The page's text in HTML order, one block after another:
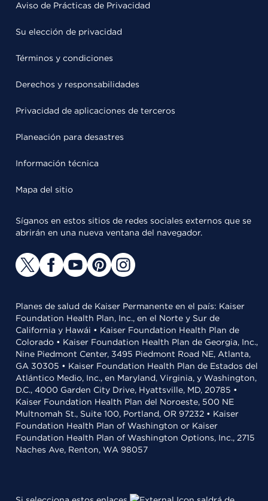
Aviso de Prácticas de Privacidad
Su elección de privacidad
Términos y condiciones
Derechos y responsabilidades
Privacidad de aplicaciones de terceros
Planeación para desastres
Información técnica
Mapa del sitio
Síganos en estos sitios de redes sociales externos que se
abrirán en una nueva ventana del navegador.
Planes de salud de Kaiser Permanente en el país: Kaiser
Foundation Health Plan, Inc., en el Norte y Sur de
California y Hawái • Kaiser Foundation Health Plan de
Colorado • Kaiser Foundation Health Plan de Georgia, Inc.,
Nine Piedmont Center, 3495 Piedmont Road NE, Atlanta,
GA 30305 • Kaiser Foundation Health Plan de Estados del
Atlántico Medio, Inc., en Maryland, Virginia, y Washington,
D.C., 4000 Garden City Drive, Hyattsville, MD, 20785 •
Kaiser Foundation Health Plan del Noroeste, 500 NE
Multnomah St., Suite 100, Portland, OR 97232 • Kaiser
Foundation Health Plan of Washington or Kaiser
Foundation Health Plan of Washington Options, Inc., 2715
Naches Ave, Renton, WA 98057